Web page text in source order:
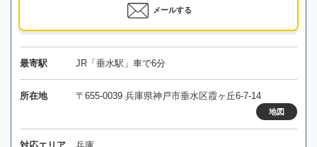
メールする
最寄駅 JR「垂水駅」車で6分
所在地 〒655-0039 兵庫県神戸市垂水区霞ヶ丘6-7-14
地図